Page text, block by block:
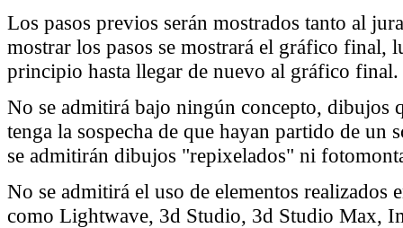
Los pasos previos serán mostrados tanto al
mostrar los pasos se mostrará el gráfico final,
principio hasta llegar de nuevo al gráfico final.
No se admitirá bajo ningún concepto, dibujos
tenga la sospecha de que hayan partido de un
se admitirán dibujos "repixelados" ni
No se admitirá el uso de elementos realizados
como Lightwave, 3d Studio, 3d Studio Max,